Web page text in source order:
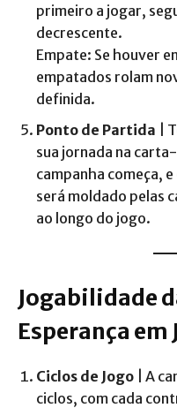
primeiro a jogar,
decrescente.
Empate: Se houver
empatados rolam
definida.
Ponto de Partida |
sua jornada na
campanha começa,
será moldado pelas
ao longo do jogo.
Jogabilidade
Esperança em
Ciclos de Jogo | A
ciclos, com cada